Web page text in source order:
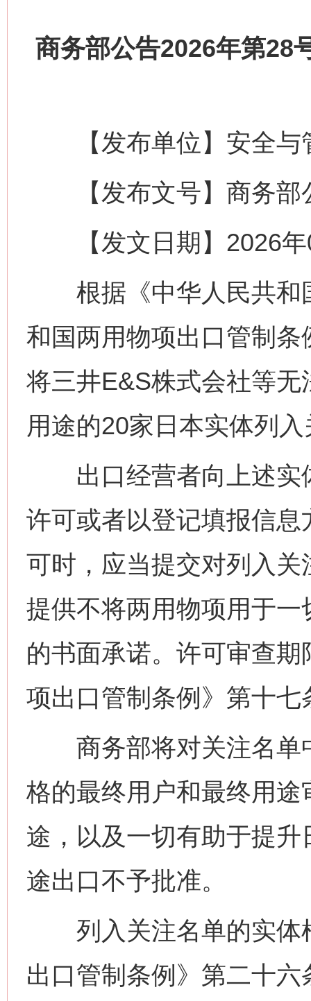
商务部公告2026年第28
【发布单位】安全与
【发布文号】商务部
【发文日期】2026年
根据《中华人民共和
和国两用物项出口管制
将三井E&S株式会社等
用途的20家日本实体列
出口经营者向上述实
许可或者以登记填报信
可时，应当提交对列入
提供不将两用物项用于
的书面承诺。许可审查
项出口管制条例》第十
商务部将对关注名单
格的最终用户和最终用
途，以及一切有助于提
途出口不予批准。
列入关注名单的实体
出口管制条例》第二十